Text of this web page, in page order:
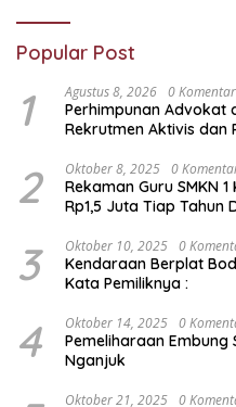
4 Oktober 14, 2025
Pemeliharaan Embung
Nganjuk
5 Oktober 21, 2025 0
Fraksi UIM Sukses
6 Oktober 24, 2025 0
Satresnarkoba Polres
Asal Wonosunyo
Berita Kriminal